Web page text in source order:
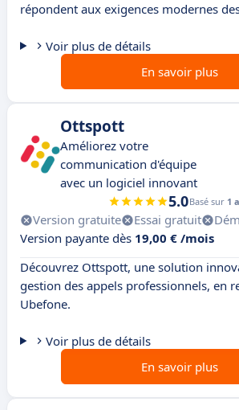
répondent aux exigences modernes
Voir plus de détails
En savoir plus
Ottspott
Améliorez votre
communication d'équipe
avec un logiciel innovant
5.0Basé sur 1
Version gratuite Essai gratuit
Version payante dès 19,00 € /mois
Découvrez Ottspott, une solution
gestion des appels professionnels, en
Ubefone.
Voir plus de détails
En savoir plus